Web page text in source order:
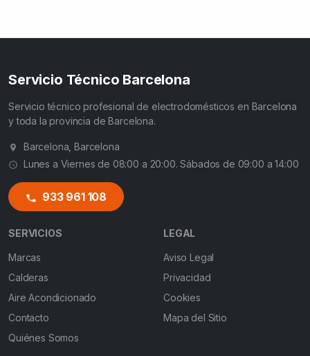
Servicio Técnico Barcelona
Servicio técnico profesional de electrodomésticos en Barcelona
y toda la provincia de Barcelona.
Barcelona, Barcelona
Lunes a Viernes de 08:00 a 20:00. Sábados de 09:00 a 14:00
933 961 108
SERVICIOS
Marcas
Calderas
Aire Acondicionado
Contacto
Quiénes Somos
LEGAL
Aviso Legal
Privacidad
Cookies
Mapa del Sitio